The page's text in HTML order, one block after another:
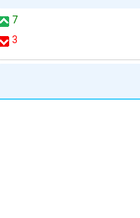
7
3